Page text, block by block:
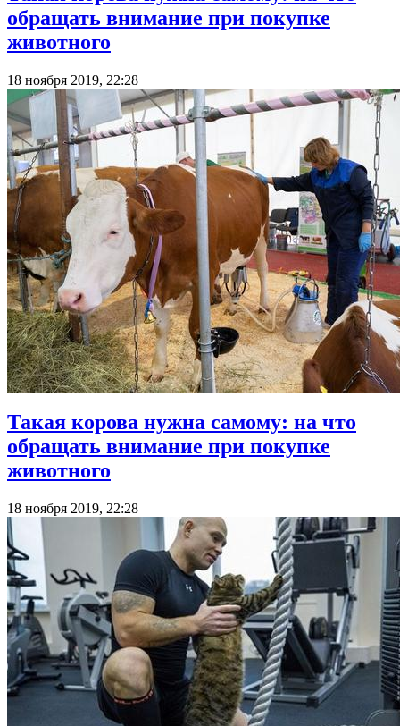
обращать внимание при покупке
животного
18 ноября 2019, 22:28
Такая корова нужна самому: на что
обращать внимание при покупке
животного
18 ноября 2019, 22:28